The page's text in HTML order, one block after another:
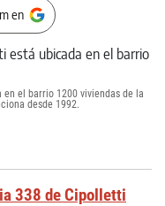
en
el barrio 1200 viviendas de la
desde 1992.
338 de Cipolletti